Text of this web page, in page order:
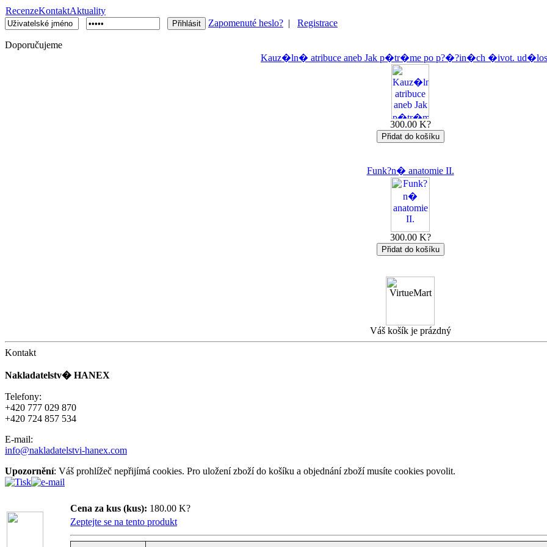
RecenzeKontaktAktuality
Zapomenuté heslo? | Registrace
Doporučujeme
Kauz�ln� atribuce aneb Jak p�tr�me po p?�?in�ch �ivot.
300.00 K?
Funk?n� anatomie II.
300.00 K?
Váš košík je prázdný
Kontakt
Nakladatelstv� HANEX
Telefony:
+420 777 029 870
+420 724 857 534
E-mail:
info@nakladatelstvi-hanex.com
Upozornění: Váš prohlížeč nepřijímá cookies. Pro uložení zboží do košíku a objednání zboží musíte cookies povolit.
Cena za kus (kus): 180.00 K?
Zeptejte se na tento produkt